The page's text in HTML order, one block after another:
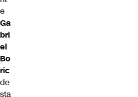
e
Ga
bri
el
Bo
ric
de
sta